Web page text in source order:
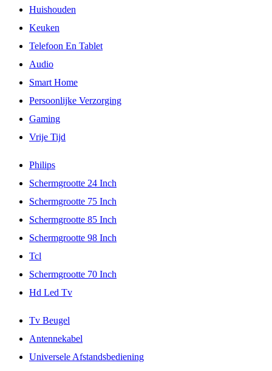
Huishouden
Keuken
Telefoon En Tablet
Audio
Smart Home
Persoonlijke Verzorging
Gaming
Vrije Tijd
Philips
Schermgrootte 24 Inch
Schermgrootte 75 Inch
Schermgrootte 85 Inch
Schermgrootte 98 Inch
Tcl
Schermgrootte 70 Inch
Hd Led Tv
Tv Beugel
Antennekabel
Universele Afstandsbediening